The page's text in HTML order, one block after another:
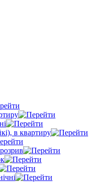
в квартиру